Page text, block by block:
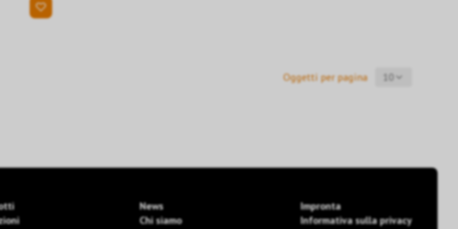
Oggetti per pagina 10
News
Chi siamo
Impronta
Informativa sulla privacy